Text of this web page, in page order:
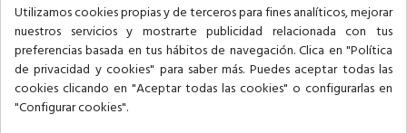
13,00 €
JAULA 491 CHINCHILLA
Utilizamos cookies propias y de terceros para fines analíticos, mejorar
nuestros servicios y mostrarte publicidad relacionada con tus
preferencias basada en tus hábitos de navegación. Clica en "Política
de privacidad y cookies" para saber más. Puedes aceptar todas las
cookies clicando en "Aceptar todas las cookies" o configurarlas en
"Configurar cookies".